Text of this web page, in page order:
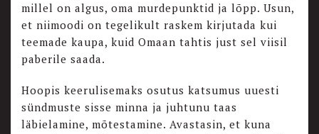
millel on algus, oma murdepunktid ja lõpp. Usun,
et niimoodi on tegelikult raskem kirjutada kui
teemade kaupa, kuid Omaan tahtis just sel viisil
paberile saada.
Hoopis keerulisemaks osutus katsumus uuesti
sündmuste sisse minna ja juhtunu taas
läbielamine, mõtestamine. Avastasin, et kuna